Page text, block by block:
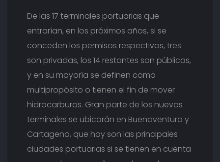
De las 17 terminales portuarias que
entrarían, en los próximos años, si se
conceden los permisos respectivos, tres
son privadas, los 14 restantes son públicas,
y en su mayoría se definen como
multipropósito o tienen el fin de mover
hidrocarburos. Gran parte de los nuevos
terminales se ubicarán en Buenaventura y
Cartagena, que hoy son las principales
ciudades portuarias si se tienen en cuenta